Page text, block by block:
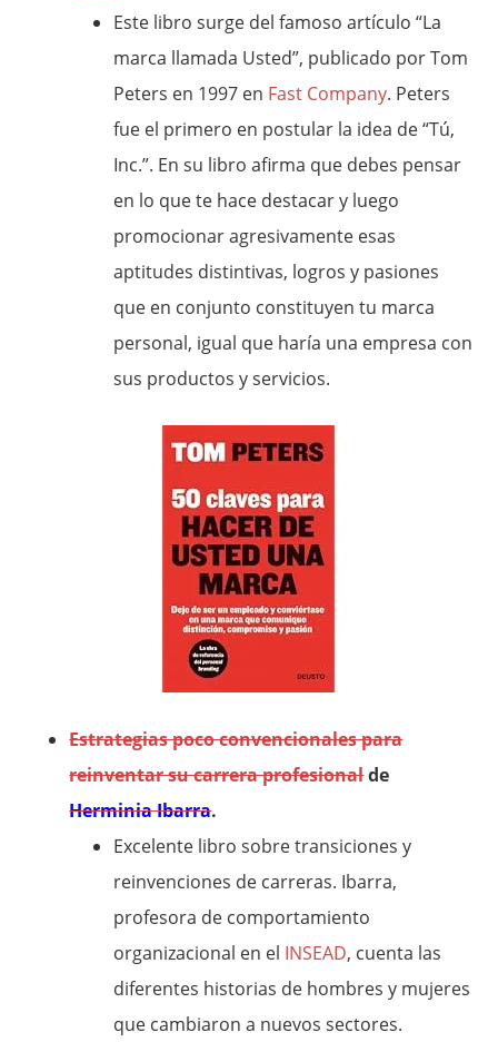
Este libro surge del famoso artículo “La
marca llamada Usted”, publicado por Tom
Peters en 1997 en Fast Company. Peters
fue el primero en postular la idea de “Tú,
Inc.”. En su libro afirma que debes pensar
en lo que te hace destacar y luego
promocionar agresivamente esas
aptitudes distintivas, logros y pasiones
que en conjunto constituyen tu marca
personal, igual que haría una empresa con
sus productos y servicios.
Estrategias poco convencionales para
reinventar su carrera profesionalde
Herminia Ibarra.
Excelente libro sobre transiciones y
reinvenciones de carreras. Ibarra,
profesora de comportamiento
organizacional en el INSEAD, cuenta las
diferentes historias de hombres y mujeres
que cambiaron a nuevos sectores.